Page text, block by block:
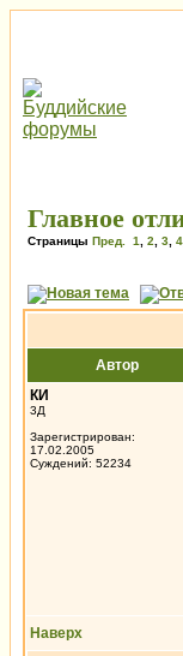
Главное
Страницы Пред. 1 2 3 4
Автор
КИ
3Д
Зарегистрирован:
17.02.2005
Суждений: 52234
Наверх